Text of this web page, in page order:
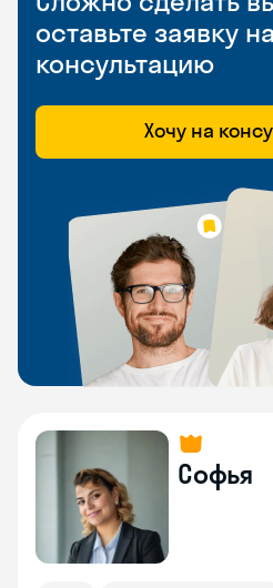
оставьте заявку
консультацию
Хочу на
Софья